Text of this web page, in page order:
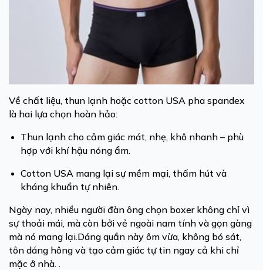
Về chất liệu, thun lạnh hoặc cotton USA pha spandex
là hai lựa chọn hoàn hảo:
Thun lạnh cho cảm giác mát, nhẹ, khô nhanh – phù
hợp với khí hậu nóng ẩm.
Cotton USA mang lại sự mềm mại, thấm hút và
kháng khuẩn tự nhiên.
Ngày nay, nhiều người đàn ông chọn boxer không chỉ vì
sự thoải mái, mà còn bởi vẻ ngoài nam tính và gọn gàng
mà nó mang lại.Dáng quần này ôm vừa, không bó sát,
tôn dáng hông và tạo cảm giác tự tin ngay cả khi chỉ
mặc ở nhà. .